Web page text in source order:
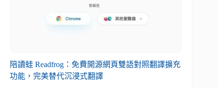
陪讀蛙 Readfrog：免費開源網頁雙語對照翻譯擴充
功能，完美替代沉浸式翻譯